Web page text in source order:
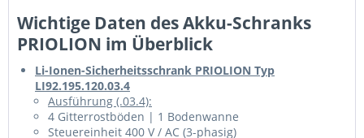
Wichtige Daten des Akku-Schranks
PRIOLION im Überblick
Li-Ionen-Sicherheitsschrank PRIOLION Typ
LI92.195.120.03.4
Ausführung (.03.4):
4 Gitterrostböden | 1 Bodenwanne
Steuereinheit 400 V / AC (3-phasig)